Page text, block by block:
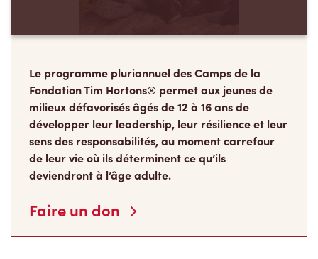
Le programme pluriannuel des Camps de la
Fondation Tim Hortons® permet aux jeunes de
milieux défavorisés âgés de 12 à 16 ans de
développer leur leadership, leur résilience et leur
sens des responsabilités, au moment carrefour
de leur vie où ils déterminent ce qu’ils
deviendront à l’âge adulte.
Faire un don